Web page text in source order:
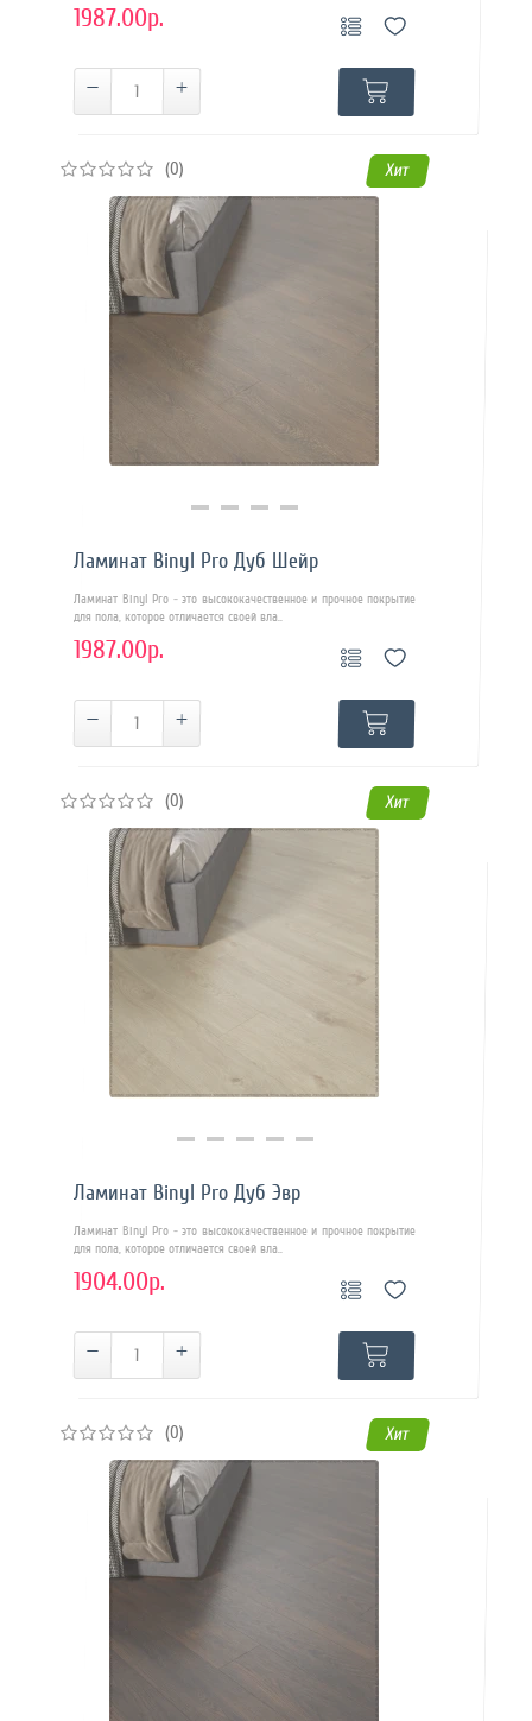
1987.00р.
(0) Хит
Купить в 1 клик
Ламинат Binyl Pro Дуб Шейр
Ламинат Binyl Pro - это высококачественное и прочное покрытие
для пола, которое отличается своей вла..
1987.00р.
(0) Хит
Купить в 1 клик
Ламинат Binyl Pro Дуб Эвр
Ламинат Binyl Pro - это высококачественное и прочное покрытие
для пола, которое отличается своей вла..
1904.00р.
(0) Хит